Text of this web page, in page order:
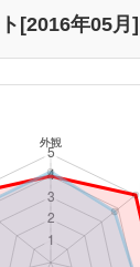
[2016年05月]